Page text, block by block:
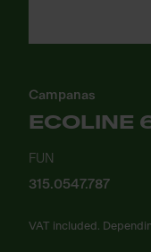
Campanas
ECOLINE
FUN
315.0547.787
VAT included.